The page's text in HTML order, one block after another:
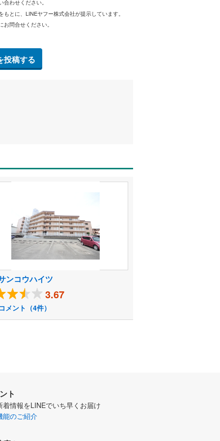
わせください。
もとに、LINEヤフー株式会社が提示しています。
問合せください。
投稿する
ンコウハイツ
3.67
メント（4件）
ト
着情報をLINEでいち早くお届け
能のご紹介